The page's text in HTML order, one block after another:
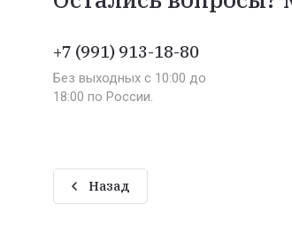
+7 (991) 913-18-80
Без выходных c 10:00 до
18:00 по России.
Назад